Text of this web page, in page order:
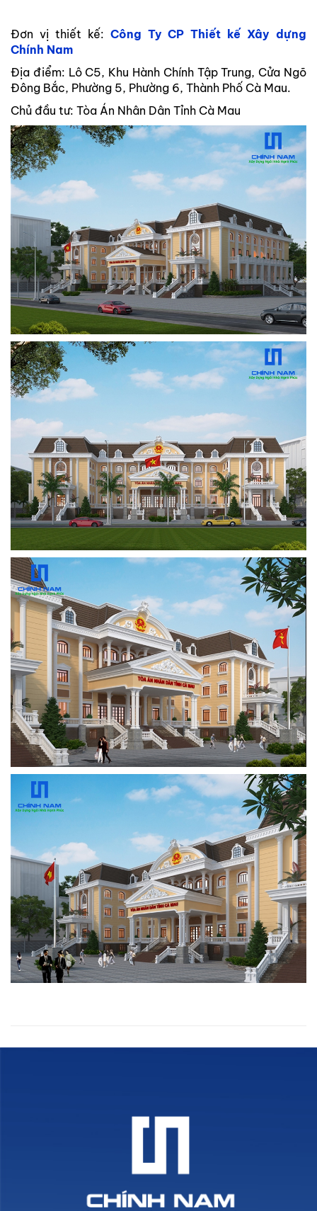
DỰ
ÁN
CHÍNH
NAM
TIN
TỨC
-
SỰ
KIỆN
Tin
Tức
Khuyến
Mãi
CẨM
NANG
XÂY
NHÀ
TUYỂN
DỤNG
CHĂM
SÓC
KHÁCH
HÀNG
LIÊN
HỆ
Đơn vị thiết kế: Công Ty CP Thiết kế Xây dựng
Chính Nam
Địa điểm: Lô C5, Khu Hành Chính Tập Trung, Cửa Ngõ
Đông Bắc, Phường 5, Phường 6, Thành Phố Cà Mau.
Chủ đầu tư: Tòa Án Nhân Dân Tỉnh Cà Mau